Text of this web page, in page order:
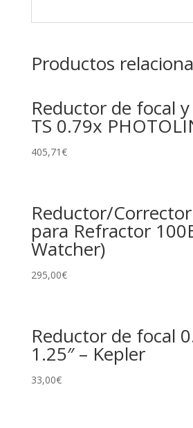
Productos
Reductor de focal
TS 0.79x
405,71€
Reductor/
para Refractor
Watcher)
295,00€
Reductor de focal
1.25″ – Kepler
33,00€